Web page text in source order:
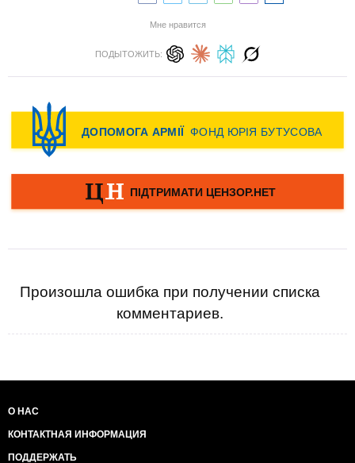
Мне нравится
ПОДЫТОЖИТЬ:
Произошла ошибка при получении списка
комментариев.
О НАС
КОНТАКТНАЯ ИНФОРМАЦИЯ
ПОДДЕРЖАТЬ